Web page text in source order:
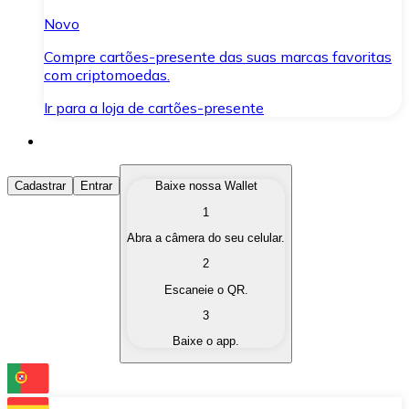
Novo
Compre cartões-presente das suas marcas favoritas
com criptomoedas.
Ir para a loja de cartões-presente
Comprar Criptomoedas
Compre as criptomoedas de seu interesse de forma
Converta suas criptomoedas em moeda fiduciária
Troque uma criptomoeda por outra
Cadastrar Entrar
Baixe nossa Wallet
1
Abra a câmera do seu celular.
2
Escaneie o QR.
3
Baixe o app.